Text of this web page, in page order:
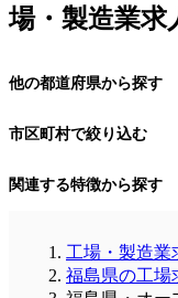
場・製造業求
他の都道府県から探す
市区町村で絞り込む
関連する特徴から探す
工場・製造業
福島県の工場